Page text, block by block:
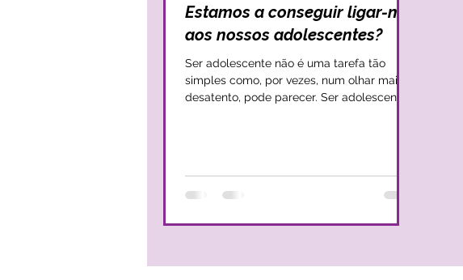
Estamos a conseguir ligar-nos
aos nossos adolescentes?
Ser adolescente não é uma tarefa tão
simples como, por vezes, num olhar mais
desatento, pode parecer. Ser adolescente